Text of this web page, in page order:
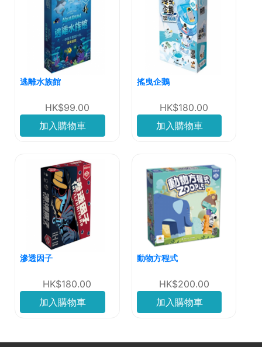
逃離水族館
HK$99.00
加入購物車
搖曳企鵝
HK$180.00
加入購物車
滲透因子
HK$180.00
加入購物車
動物方程式
HK$200.00
加入購物車